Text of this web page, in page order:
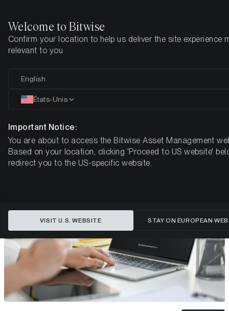
Page d'accueil Market Updates Semaine 5, 2026
L'or grimpe, bitcoin à la traine : le
ratio BTC/Or a atteint un niveau
BOUSSOLE HEBDOMADAIRE DU MARCHÉ DES CRYPTO-
MONNAIES DE BITWISE - SEMAINE 5, 2026
Welcome to Bitwise
Confirm your location to help us deliver the site experience
relevant to you
English
États-Unis
Important Notice:
You are about to access the Bitwise Asset Management
Based on your location, clicking 'Proceed to US website'
redirect you to the US-specific website.
VISIT U.S. WEBSITE STAY ON EUROPEAN